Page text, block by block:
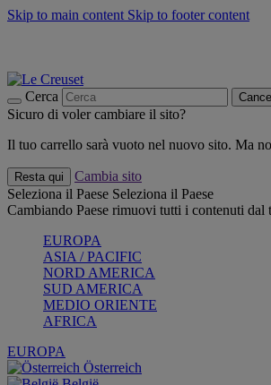
Skip to main content Skip to footer content
Cerca
Sicuro di voler cambiare il sito?
Il tuo carrello sarà vuoto nel nuovo sito. Ma
Resta qui
Cambia sito
Seleziona il Paese Seleziona il Paese
Cambiando Paese rimuovi tutti i contenuti dal
EUROPA
ASIA / PACIFIC
NORD AMERICA
SUD AMERICA
MEDIO ORIENTE
AFRICA
EUROPA
Österreich